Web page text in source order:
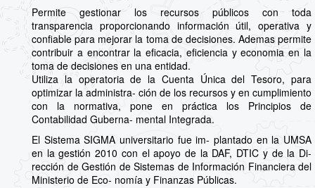
Permite gestionar los recursos públicos con toda
transparencia proporcionando información útil, operativa y
confiable para mejorar la toma de decisiones. Ademas permite
contribuir a encontrar la eficacia, eficiencia y economia en la
toma de decisiones en una entidad.
Utiliza la operatoria de la Cuenta Única del Tesoro, para
optimizar la administra- ción de los recursos y en cumplimiento
con la normativa, pone en práctica los Principios de
Contabilidad Guberna- mental Integrada.
El Sistema SIGMA universitario fue im- plantado en la UMSA
en la gestión 2010 con el apoyo de la DAF, DTIC y de la Di-
rección de Gestión de Sistemas de Información Financiera del
Ministerio de Eco- nomía y Finanzas Públicas.